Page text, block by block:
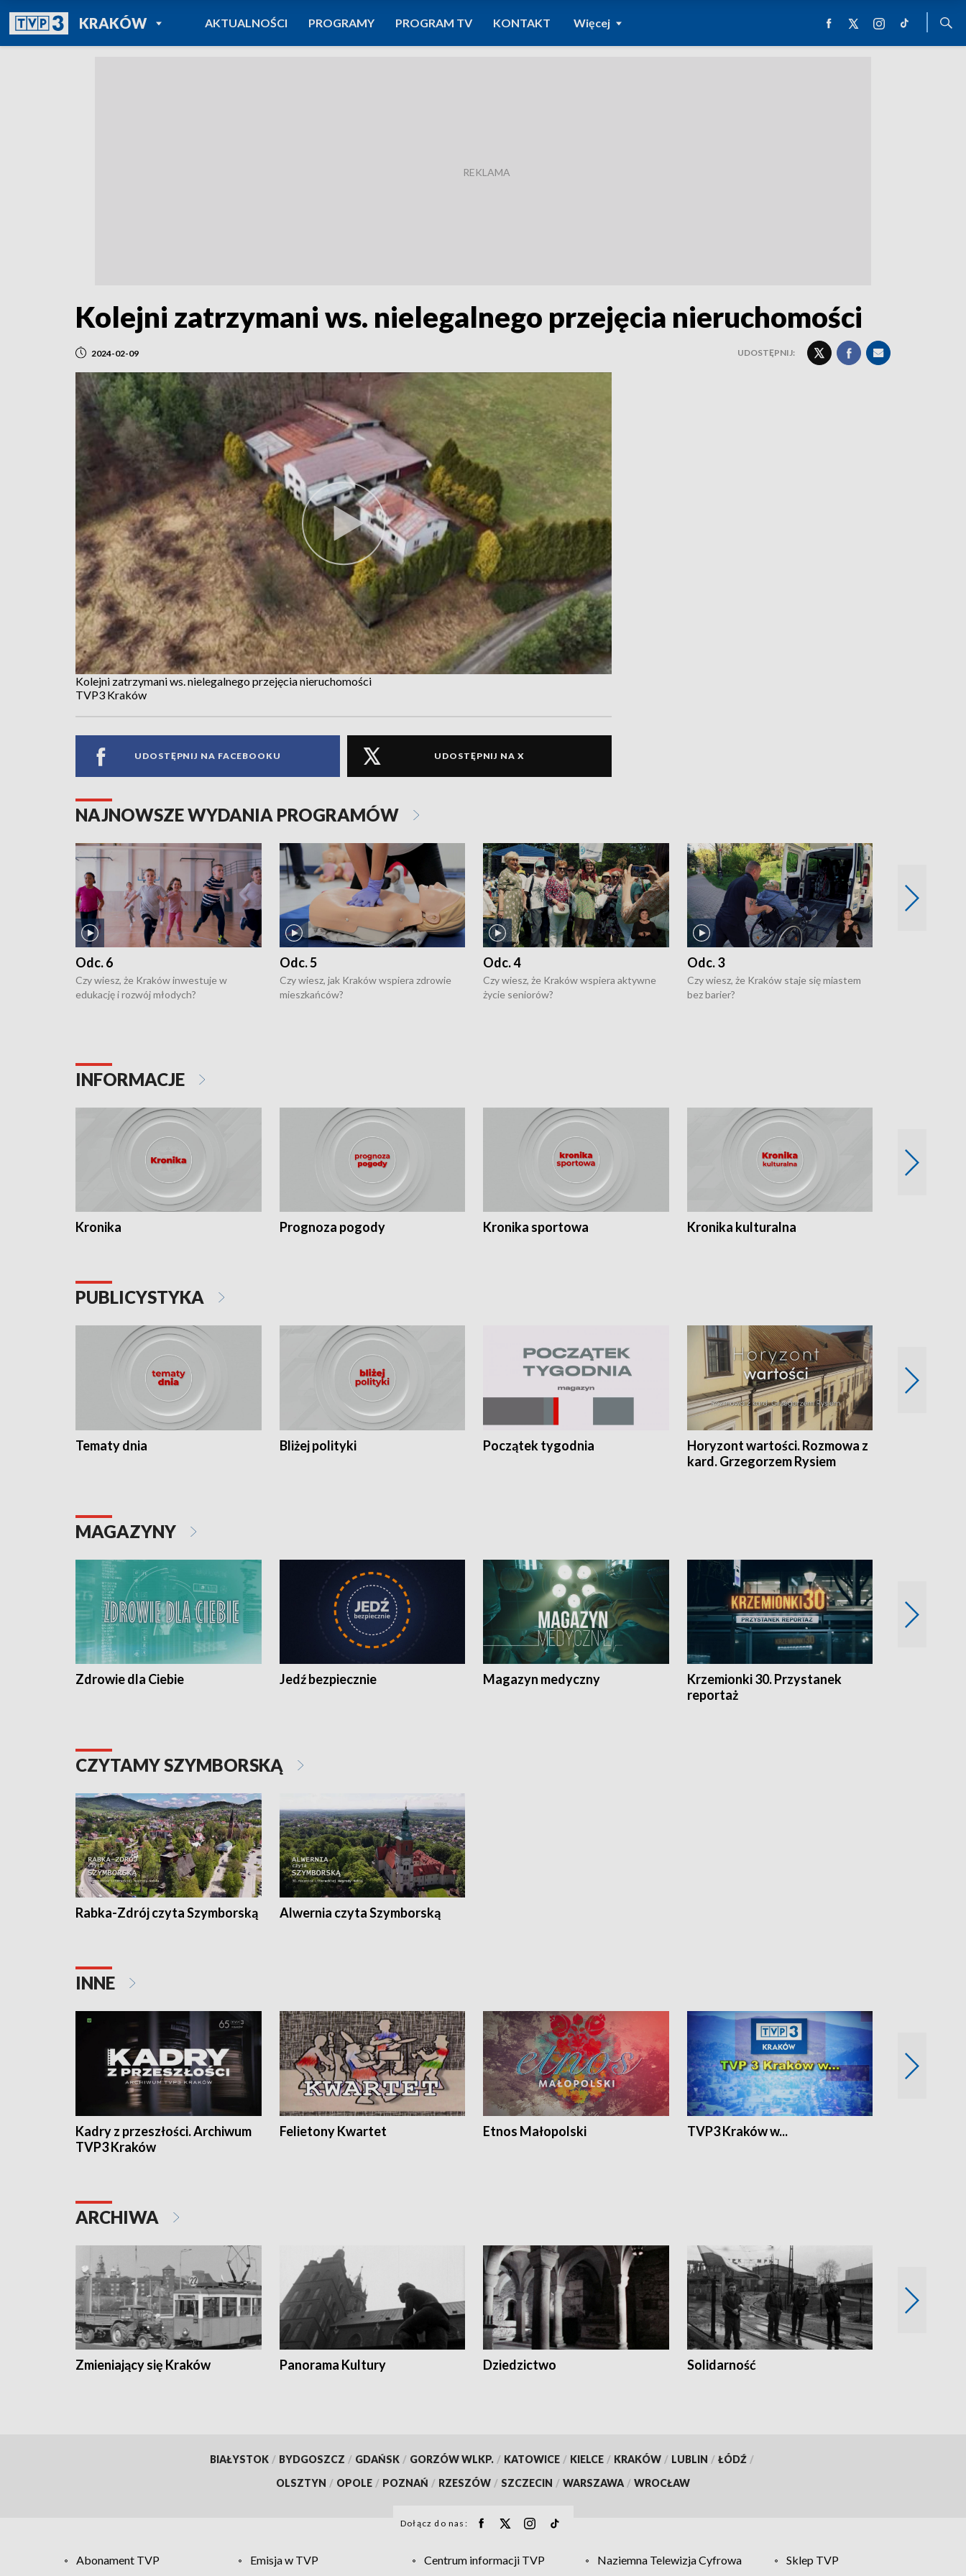
KRAKÓWPOWRÓT DO
TVP REGIONY
AKTUALNOŚCI PROGRAMY PROGRAM TV KONTAKT Więcej
Kolejni zatrzymani ws. nielegalnego przejęcia nieruchomości
2024-02-09 UDOSTĘPNIJ:
Kolejni zatrzymani ws. nielegalnego przejęcia nieruchomości
TVP3 Kraków
UDOSTĘPNIJ NA FACEBOOKU UDOSTĘPNIJ NA X
NAJNOWSZE WYDANIA PROGRAMÓW
Odc. 6
Czy wiesz, że Kraków inwestuje w
edukację i rozwój młodych?
Odc. 5
Czy wiesz, jak Kraków wspiera zdrowie
mieszkańców?
Odc. 4
Czy wiesz, że Kraków wspiera aktywne
życie seniorów?
Odc. 3
Czy wiesz, że Kraków staje się miastem
bez barier?
INFORMACJE
Kronika Prognoza pogody Kronika sportowa Kronika kulturalna
PUBLICYSTYKA
Tematy dnia Bliżej polityki Początek tygodnia
Horyzont wartości. Rozmowa z
kard. Grzegorzem Rysiem
MAGAZYNY
Zdrowie dla Ciebie Jedź bezpiecznie Magazyn medyczny
Krzemionki 30. Przystanek
reportaż
CZYTAMY SZYMBORSKĄ
Rabka-Zdrój czyta Szymborską Alwernia czyta Szymborską
INNE
Kadry z przeszłości. Archiwum
TVP3 Kraków
Felietony Kwartet Etnos Małopolski TVP3 Kraków w...
ARCHIWA
Zmieniający się Kraków Panorama Kultury Dziedzictwo Solidarność
BIAŁYSTOK / BYDGOSZCZ / GDAŃSK / GORZÓW WLKP. / KATOWICE / KIELCE / KRAKÓW / LUBLIN / ŁÓDŹ /
OLSZTYN / OPOLE / POZNAŃ / RZESZÓW / SZCZECIN / WARSZAWA / WROCŁAW
Dołącz do nas:
Abonament TVP Emisja w TVP Centrum informacji TVP Naziemna Telewizja Cyfrowa
Sklep TVP